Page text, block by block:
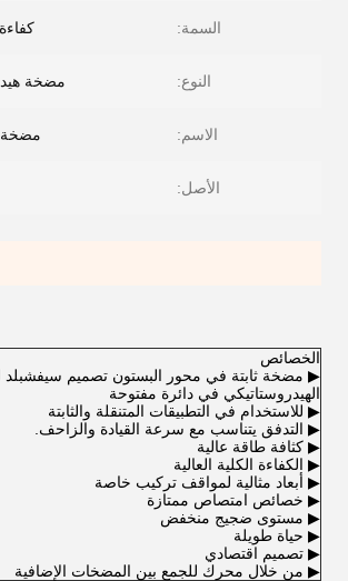
السمة:
النوع: مضخة
الاسم:
الأصل:
الخصائص
▶ مضخة ثابتة في محور البستون تصميم سيفشبلد
الهيدروستاتيكي في دائرة مفتوحة
▶ للاستخدام في التطبيقات المتنقلة والثابتة
▶ التدفق يتناسب مع سرعة القيادة والزاحف.
▶ كثافة طاقة عالية
▶ الكفاءة الكلية العالية
▶ أبعاد مثالية لمواقف تركيب خاصة
▶ خصائص امتصاص ممتازة
▶ مستوى ضجيج منخفض
▶ حياة طويلة
▶ تصميم اقتصادي
▶ من خلال محرك للجمع بين المضخات الإضافية